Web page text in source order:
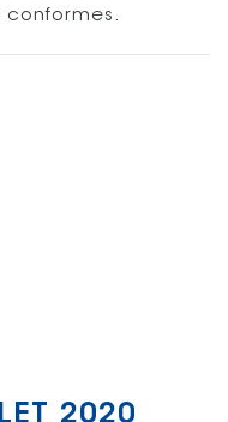
conformes.
2020